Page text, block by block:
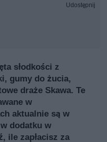
Udostępnij
słodkości z
gumy do żucia,
draże Skawa. Te
w
aktualnie są w
dodatku w
ile zapłacisz za